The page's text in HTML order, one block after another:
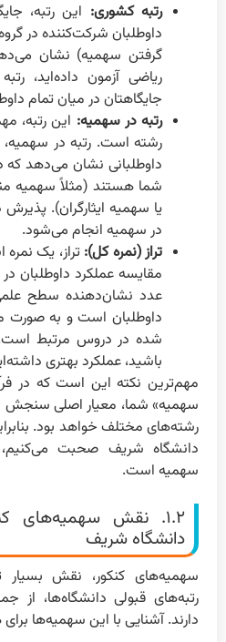
رتبه کشوری: این رتبه،
داوطلبان شرکت‌کننده در
گرفتن سهمیه) نشان
ریاضی آزمون داده‌اید،
جایگاهتان در میان تمام
رتبه در سهمیه: این رتبه،
رشته است. رتبه در سهمیه،
داوطلبانی نشان می‌دهد که
یا سهمیه ایثارگران).
در سهمیه انجام می‌شود.
تراز (نمره کل): تراز، یک
مقایسه عملکرد داوطلبان
عدد نشان‌دهنده سطح
داوطلبان است و به
شده در دروس مرتبط است.
باشید، عملکرد بهتری
مهم‌ترین نکته این است که در
سهمیه» شما، معیار اصلی سنجش
رشته‌های مختلف خواهد بود.
دانشگاه شریف صحبت می‌کنیم،
سهمیه است.
۱.۲. نقش سهمیه‌های
دانشگاه شریف
سهمیه‌های کنکور، نقش بسیار
رتبه‌های قبولی دانشگاه‌ها، از
دارند. آشنایی با این سهمیه‌ها